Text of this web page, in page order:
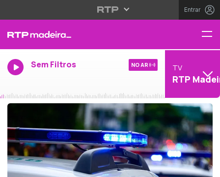
Entrar
Sem Filtros NO AR TV
RTP